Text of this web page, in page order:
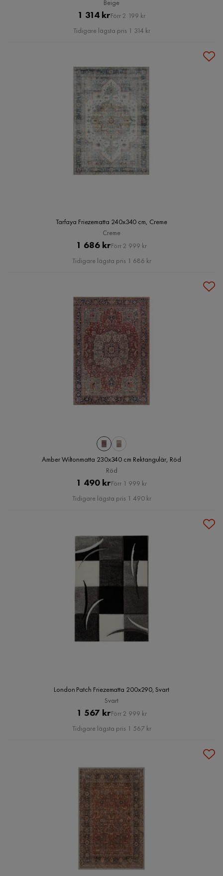
Beige
Pris
1 314 krOriginal
Pris
Förr 2 199 kr
Tidigare lägsta pris 1 314 kr
Tarfaya Friezematta 240x340 cm, Creme
Creme
Pris
1 686 krOriginal
Pris
Förr 2 999 kr
Tidigare lägsta pris 1 686 kr
Amber Wiltonmatta 230x340 cm Rektangulär, Röd
Röd
Pris
1 490 krOriginal
Pris
Förr 1 999 kr
Tidigare lägsta pris 1 490 kr
London Patch Friezematta 200x290, Svart
Svart
Pris
1 567 krOriginal
Pris
Förr 2 999 kr
Tidigare lägsta pris 1 567 kr